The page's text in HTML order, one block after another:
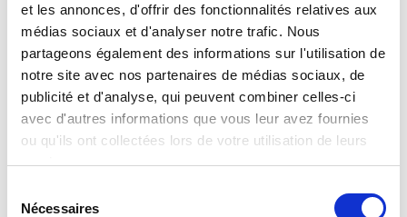
et les annonces, d'offrir des fonctionnalités relatives aux
médias sociaux et d'analyser notre trafic. Nous
partageons également des informations sur l'utilisation de
notre site avec nos partenaires de médias sociaux, de
publicité et d'analyse, qui peuvent combiner celles-ci
avec d'autres informations que vous leur avez fournies
ou qu'ils ont collectées lors de votre utilisation de leurs
services.
Nécessaires
ciseaux – fiches d’activités – feuilles de patrons –
manuel d’instructions.
Format de la boîte
Largeur :
44,000
33,000
Profondeur :
8,500
Assistance
veuillez envoyer votre demande à notre portail de